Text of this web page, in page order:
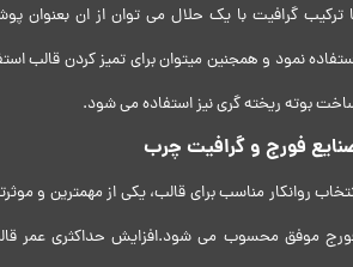
ترکیب گرافیت با یک حلال می توان از ان بعنوان
نمود و همجنین میتوان برای تمیز کردن قالب
بوته ریخته گری نیز استفاده می شود.
فورج و گرافیت چرب
روانکار مناسب برای قالب، یکی از مهمترین و
موفق محسوب می ­شود.افزایش حداکثری عمر